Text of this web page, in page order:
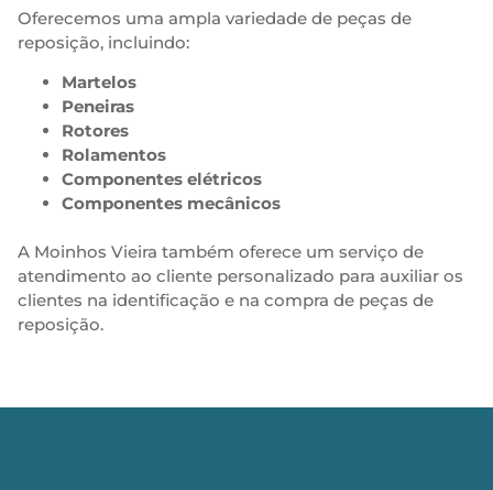
Oferecemos uma ampla variedade de peças de
reposição, incluindo:
Martelos
Peneiras
Rotores
Rolamentos
Componentes elétricos
Componentes mecânicos
A Moinhos Vieira também oferece um serviço de
atendimento ao cliente personalizado para auxiliar os
clientes na identificação e na compra de peças de
reposição.